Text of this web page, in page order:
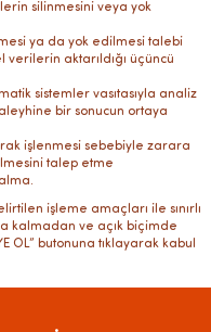
silinmesini veya yok
ya da yok edilmesi talebi
verilerin aktarıldığı üçüncü
sistemler vasıtasıyla analiz
bir sonucun ortaya
işlenmesi sebebiyle zarara
talep etme
işleme amaçları ile sınırlı
kalmadan ve açık biçimde
OL” butonuna tıklayarak kabul